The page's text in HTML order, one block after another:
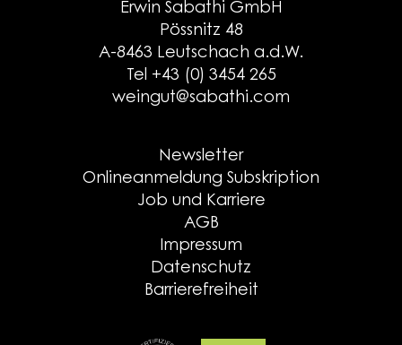
Erwin Sabathi GmbH
Pössnitz 48
A-8463 Leutschach a.d.W.
Tel +43 (0) 3454 265
weingut@sabathi.com
Newsletter
Onlineanmeldung Subskription
Job und Karriere
AGB
Impressum
Datenschutz
Barrierefreiheit